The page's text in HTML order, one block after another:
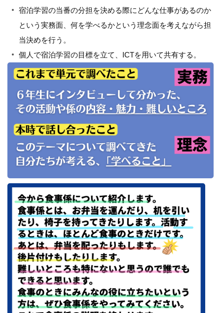
宿泊学習の当番の分担を決める際にどんな仕事があるのか
という実務面、何を学べるかという理念面を考えながら担
当決めを行う。
個人で宿泊学習の目標を立て、ICTを用いて共有する。